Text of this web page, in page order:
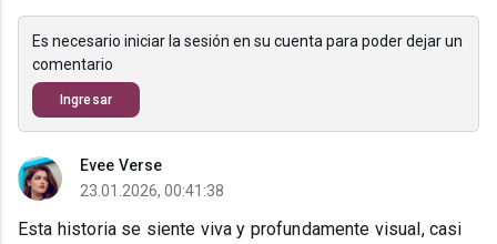
Es necesario iniciar la sesión en su cuenta para poder dejar un
comentario
Ingresar
Evee Verse
23.01.2026, 00:41:38
Esta historia se siente viva y profundamente visual, casi